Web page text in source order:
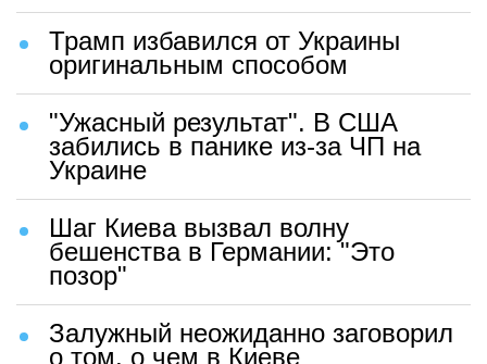
Трамп избавился от Украины
оригинальным способом
"Ужасный результат". В США
забились в панике из-за ЧП на
Украине
Шаг Киева вызвал волну
бешенства в Германии: "Это
позор"
Залужный неожиданно заговорил
о том, о чем в Киеве